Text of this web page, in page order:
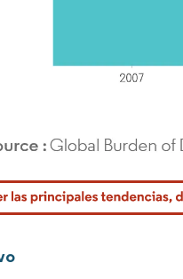
requiere atribución según CC BY